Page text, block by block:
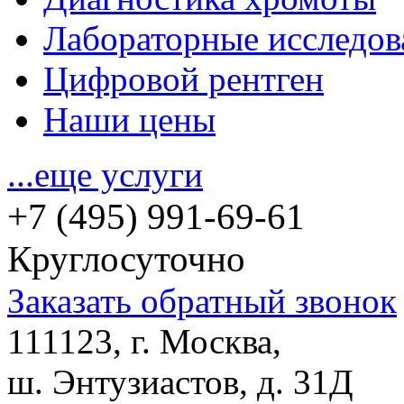
Лабораторные
Цифровой рентген
Наши цены
...еще услуги
+7 (495) 991-69-61
Круглосуточно
Заказать обратный звонок
111123, г. Москва,
ш. Энтузиастов, д. 31Д